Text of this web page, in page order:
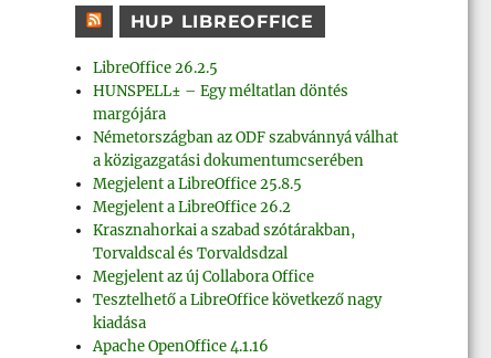
HUP LIBREOFFICE
LibreOffice 26.2.5
HUNSPELL± – Egy méltatlan döntés
margójára
Németországban az ODF szabvánnyá válhat
a közigazgatási dokumentumcserében
Megjelent a LibreOffice 25.8.5
Megjelent a LibreOffice 26.2
Krasznahorkai a szabad szótárakban,
Torvaldscal és Torvaldsdzal
Megjelent az új Collabora Office
Tesztelhető a LibreOffice következő nagy
kiadása
Apache OpenOffice 4.1.16